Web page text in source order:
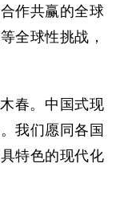
作共赢的全球
全球性挑战，
。
春。中国式现
我们愿同各国
特色的现代化